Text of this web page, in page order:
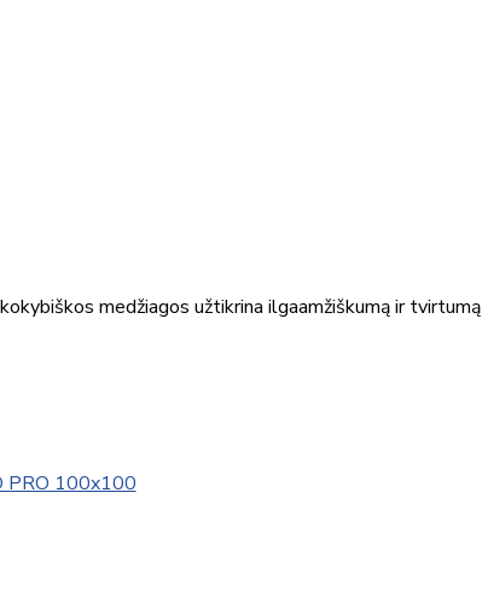
medžiagos užtikrina ilgaamžiškumą ir tvirtumą